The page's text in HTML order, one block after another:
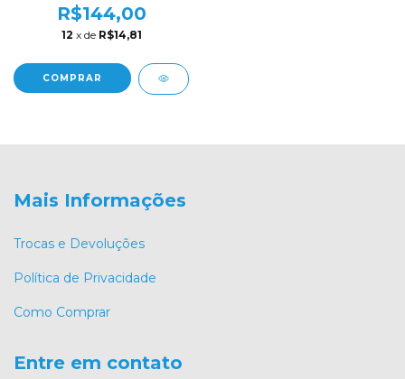
R$144,00
12 x de R$14,81
COMPRAR
Mais Informações
Trocas e Devoluções
Política de Privacidade
Como Comprar
Entre em contato